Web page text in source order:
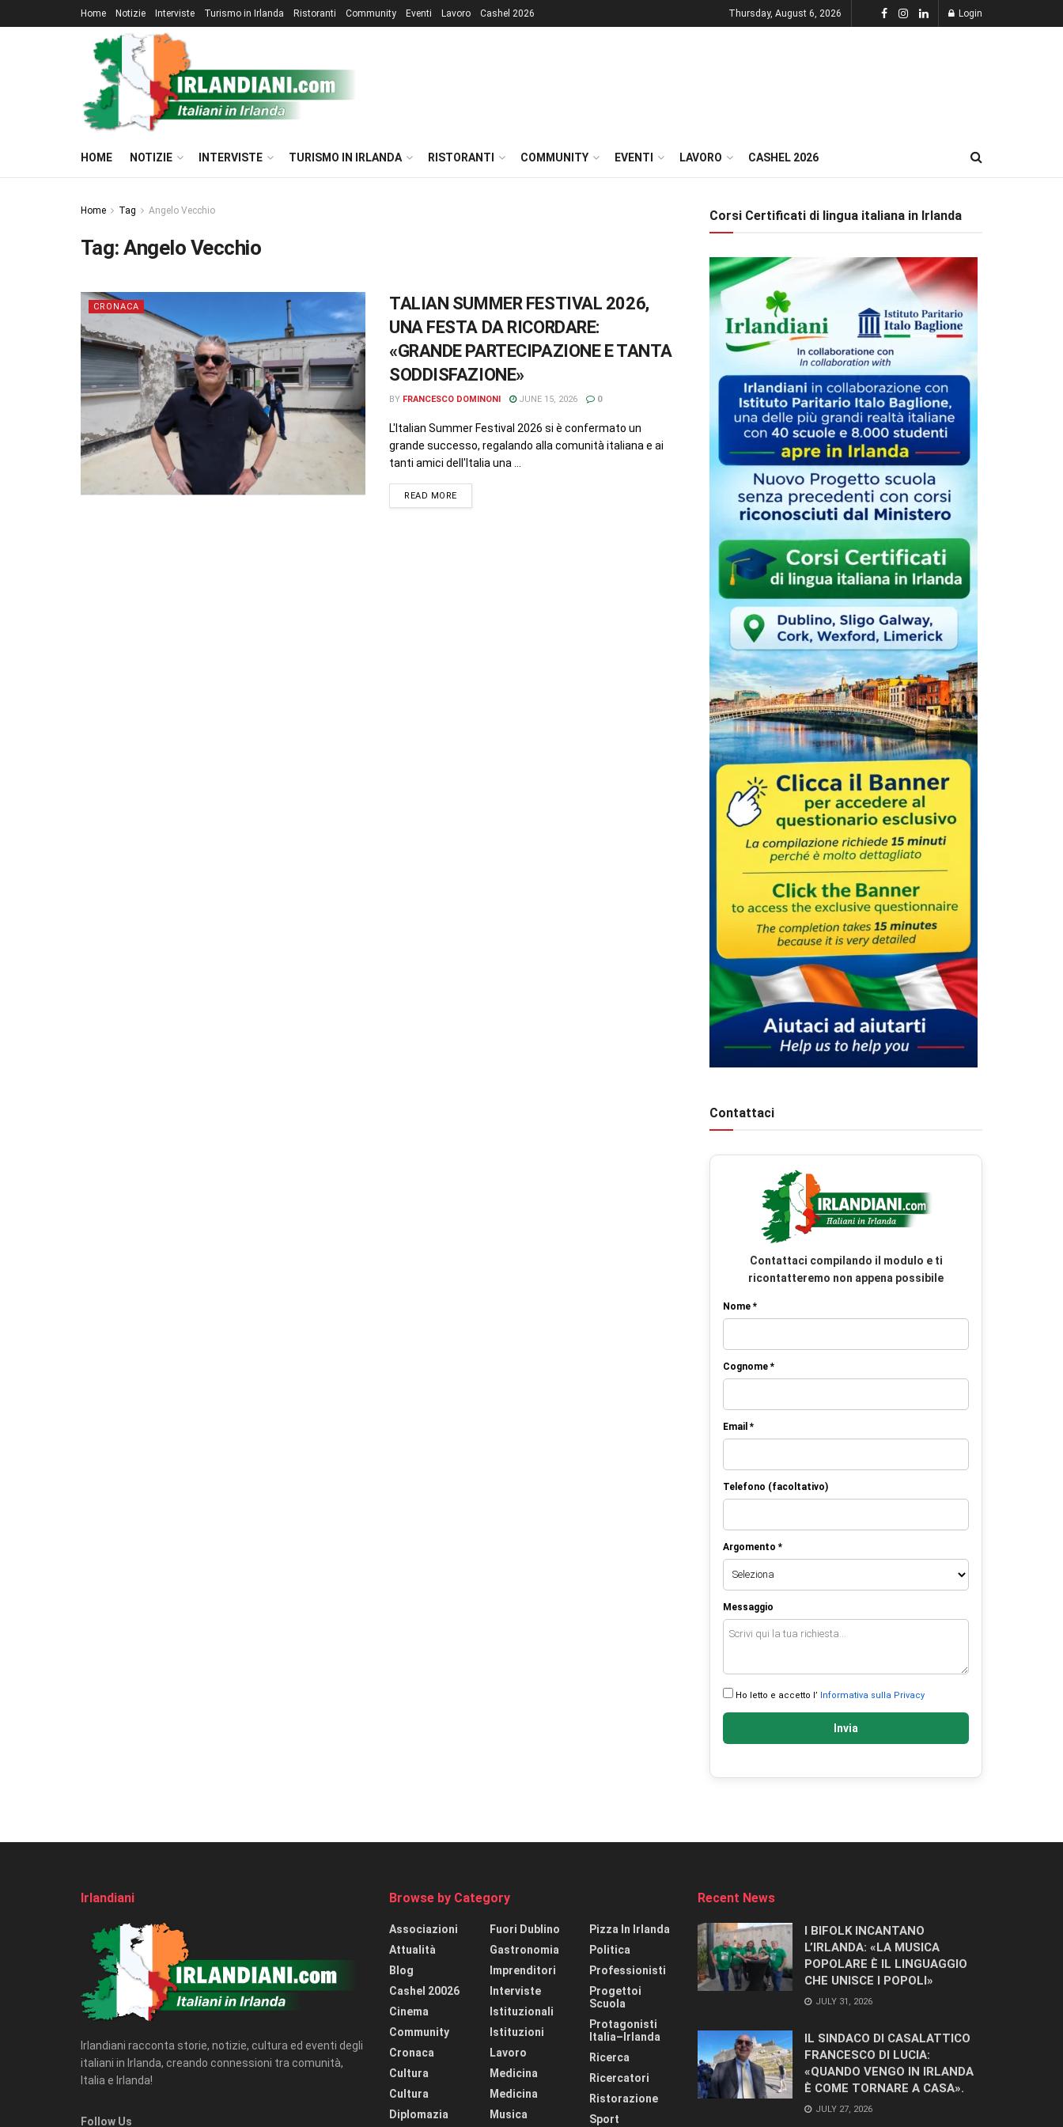
Home Notizie Interviste Turismo in Irlanda Ristoranti Community Eventi Lavoro Cashel 2026 Thursday, August 6, 2026 Login
HOME NOTIZIE INTERVISTE TURISMO IN IRLANDA RISTORANTI COMMUNITY EVENTI LAVORO CASHEL 2026
Home Tag Angelo Vecchio
Tag:Angelo Vecchio
CRONACA
TALIAN SUMMER FESTIVAL 2026,
UNA FESTA DA RICORDARE:
«GRANDE PARTECIPAZIONE E TANTA
SODDISFAZIONE»
BY FRANCESCO DOMINONI JUNE 15, 2026 0
L'Italian Summer Festival 2026 si è confermato un
grande successo, regalando alla comunità italiana e ai
tanti amici dell'Italia una ...
READ MORE
Corsi Certificati di lingua italiana in Irlanda
Contattaci
Contattaci compilando il modulo e ti
ricontatteremo non appena possibile
Nome *
Cognome *
Email *
Telefono (facoltativo)
Argomento *
Messaggio
Ho letto e accetto l’ Informativa sulla Privacy
Invia
Irlandiani
Irlandiani racconta storie, notizie, cultura ed eventi degli
italiani in Irlanda, creando connessioni tra comunità,
Italia e Irlanda!
Follow Us
Browse by Category
Associazioni
Attualità
Blog
Cashel 20026
Cinema
Community
Cronaca
Cultura
Cultura
Diplomazia
Fuori Dublino
Gastronomia
Imprenditori
Interviste
Istituzionali
Istituzioni
Lavoro
Medicina
Medicina
Musica
Pizza In Irlanda
Politica
Professionisti
Progettoi
Scuola
Protagonisti
Italia–Irlanda
Ricerca
Ricercatori
Ristorazione
Sport
Recent News
I BIFOLK INCANTANO
L’IRLANDA: «LA MUSICA
POPOLARE È IL LINGUAGGIO
CHE UNISCE I POPOLI»
JULY 31, 2026
IL SINDACO DI CASALATTICO
FRANCESCO DI LUCIA:
«QUANDO VENGO IN IRLANDA
È COME TORNARE A CASA».
JULY 27, 2026